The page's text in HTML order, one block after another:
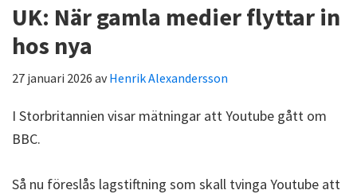
UK: När gamla medier flyttar in
hos nya
27 januari 2026 avHenrik Alexandersson
I Storbritannien visar mätningar att Youtube gått om
BBC.
Så nu föreslås lagstiftning som skall tvinga Youtube att